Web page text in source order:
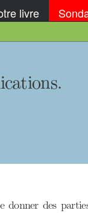
livre
donner des